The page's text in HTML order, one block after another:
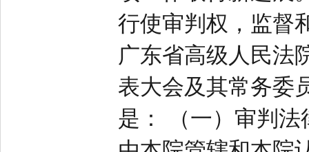
行使审判权，监督
广东省高级人民法
表大会及其常务委
是： （一）审判